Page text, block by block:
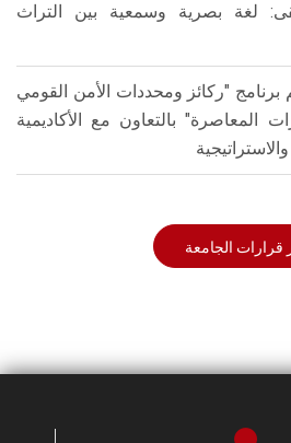
لغة بصرية وسمعية بين التراث
"ركائز ومحددات الأمن القومي
المعاصرة" بالتعاون مع الأكاديمية
قرارات الجامعة